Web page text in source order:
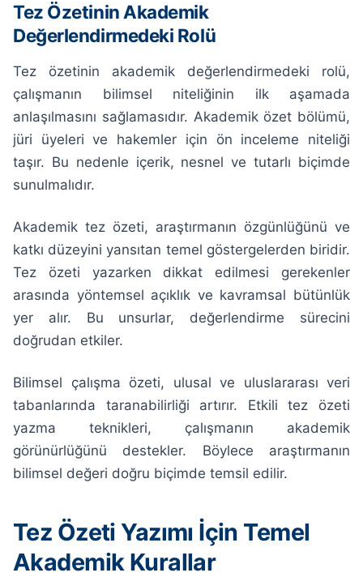
Tez Özetinin Akademik
Değerlendirmedeki Rolü
Tez özetinin akademik değerlendirmedeki rolü,
çalışmanın bilimsel niteliğinin ilk aşamada
anlaşılmasını sağlamasıdır. Akademik özet bölümü,
jüri üyeleri ve hakemler için ön inceleme niteliği
taşır. Bu nedenle içerik, nesnel ve tutarlı biçimde
sunulmalıdır.
Akademik tez özeti, araştırmanın özgünlüğünü ve
katkı düzeyini yansıtan temel göstergelerden biridir.
Tez özeti yazarken dikkat edilmesi gerekenler
arasında yöntemsel açıklık ve kavramsal bütünlük
yer alır. Bu unsurlar, değerlendirme sürecini
doğrudan etkiler.
Bilimsel çalışma özeti, ulusal ve uluslararası veri
tabanlarında taranabilirliği artırır. Etkili tez özeti
yazma teknikleri, çalışmanın akademik
görünürlüğünü destekler. Böylece araştırmanın
bilimsel değeri doğru biçimde temsil edilir.
Tez Özeti Yazımı İçin Temel
Akademik Kurallar